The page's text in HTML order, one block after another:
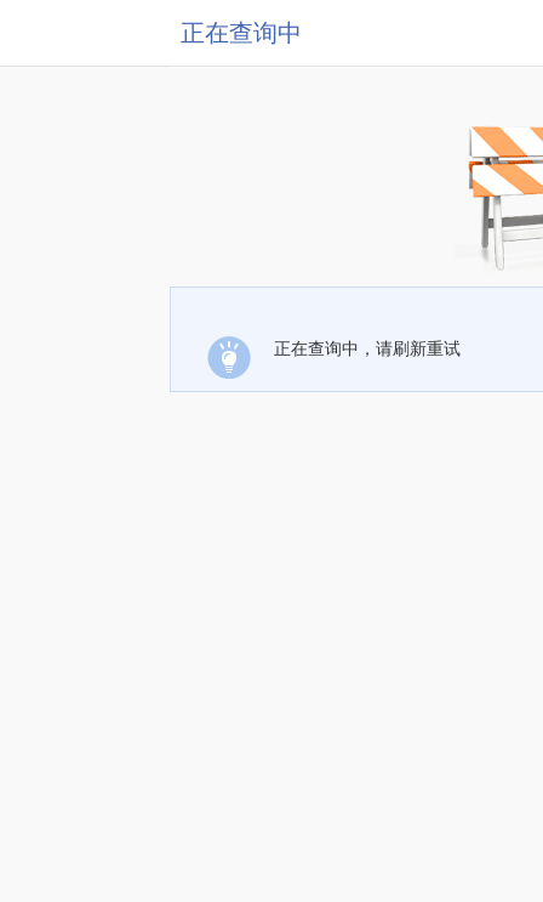
正在查询中
正在查询中，请刷新重试